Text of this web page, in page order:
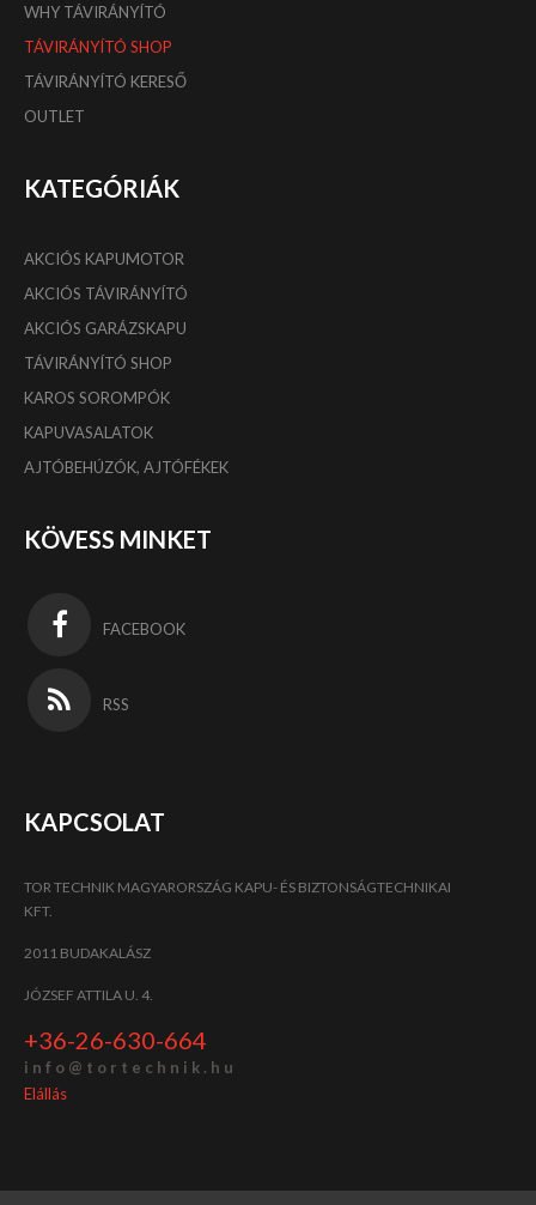
WHY TÁVIRÁNYÍTÓ
TÁVIRÁNYÍTÓ SHOP
TÁVIRÁNYÍTÓ KERESŐ
OUTLET
KATEGÓRIÁK
AKCIÓS KAPUMOTOR
AKCIÓS TÁVIRÁNYÍTÓ
AKCIÓS GARÁZSKAPU
TÁVIRÁNYÍTÓ SHOP
KAROS SOROMPÓK
KAPUVASALATOK
AJTÓBEHÚZÓK, AJTÓFÉKEK
KÖVESS MINKET
FACEBOOK
RSS
KAPCSOLAT
TOR TECHNIK MAGYARORSZÁG KAPU- ÉS BIZTONSÁGTECHNIKAI
KFT.
2011 BUDAKALÁSZ
JÓZSEF ATTILA U. 4.
+36-26-630-664
i n f o @ t o r t e c h n i k . h u
Elállás